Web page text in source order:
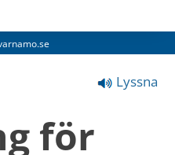
Lyssna
för